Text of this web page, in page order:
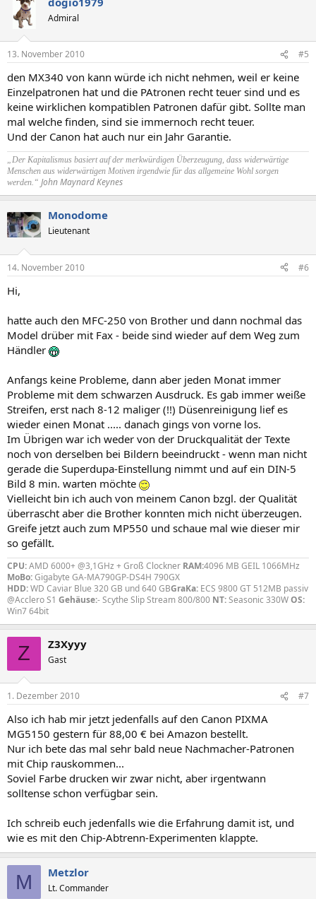
Admiral
13. November 2010 #5
den MX340 von kann würde ich nicht nehmen, weil er keine
Einzelpatronen hat und die PAtronen recht teuer sind und es
keine wirklichen kompatiblen Patronen dafür gibt. Sollte man
mal welche finden, sind sie immernoch recht teuer.
Und der Canon hat auch nur ein Jahr Garantie.
„Der Kapitalismus basiert auf der merkwürdigen Überzeugung, dass widerwärtige
Menschen aus widerwärtigen Motiven irgendwie für das allgemeine Wohl sorgen
werden.“ John Maynard Keynes
Monodome
Lieutenant
14. November 2010 #6
Hi,
hatte auch den MFC-250 von Brother und dann nochmal das
Model drüber mit Fax - beide sind wieder auf dem Weg zum
Händler
Anfangs keine Probleme, dann aber jeden Monat immer
Probleme mit dem schwarzen Ausdruck. Es gab immer weiße
Streifen, erst nach 8-12 maliger (!!) Düsenreinigung lief es
wieder einen Monat ..... danach gings von vorne los.
Im Übrigen war ich weder von der Druckqualität der Texte
noch von derselben bei Bildern beeindruckt - wenn man nicht
gerade die Superdupa-Einstellung nimmt und auf ein DIN-5
Bild 8 min. warten möchte
Vielleicht bin ich auch von meinem Canon bzgl. der Qualität
überrascht aber die Brother konnten mich nicht überzeugen.
Greife jetzt auch zum MP550 und schaue mal wie dieser mir
so gefällt.
CPU:AMD 6000+ @3,1GHz + Groß Clockner RAM:4096 MB GEIL 1066MHz
MoBo:Gigabyte GA-MA790GP-DS4H 790GX
HDD:WD Caviar Blue 320 GB und 640 GBGraKa: ECS 9800 GT 512MB passiv
@Acclero S1 Gehäuse:- Scythe Slip Stream 800/800 NT:Seasonic 330WOS:
Win7 64bit
Z Z3Xyyy
Gast
1. Dezember 2010 #7
Also ich hab mir jetzt jedenfalls auf den Canon PIXMA
MG5150 gestern für 88,00 € bei Amazon bestellt.
Nur ich bete das mal sehr bald neue Nachmacher-Patronen
mit Chip rauskommen...
Soviel Farbe drucken wir zwar nicht, aber irgentwann
solltense schon verfügbar sein.
Ich schreib euch jedenfalls wie die Erfahrung damit ist, und
wie es mit den Chip-Abtrenn-Experimenten klappte.
M Metzlor
Lt. Commander